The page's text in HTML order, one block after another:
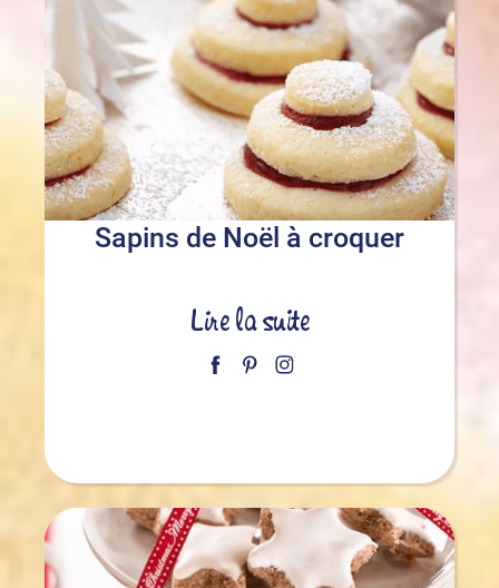
Sapins de Noël à croquer
Lire la suite